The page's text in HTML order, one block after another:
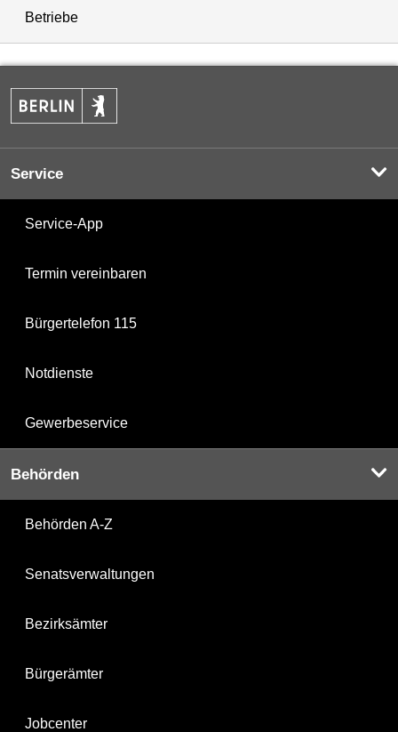
Betriebe
Service
Service-App
Termin vereinbaren
Bürgertelefon 115
Notdienste
Gewerbeservice
Behörden
Behörden A-Z
Senatsverwaltungen
Bezirksämter
Bürgerämter
Jobcenter